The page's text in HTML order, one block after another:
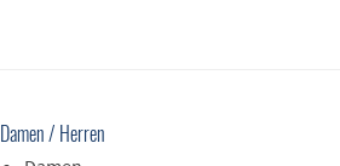
Damen / Herren